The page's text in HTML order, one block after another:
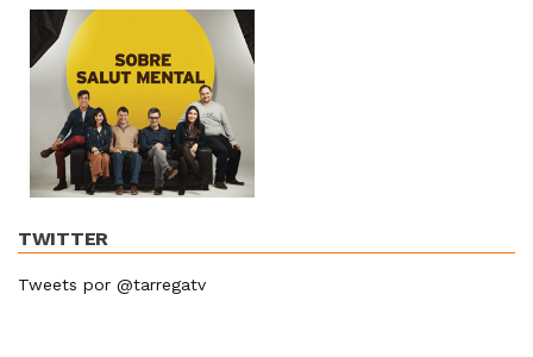
TWITTER
Tweets por @tarregatv